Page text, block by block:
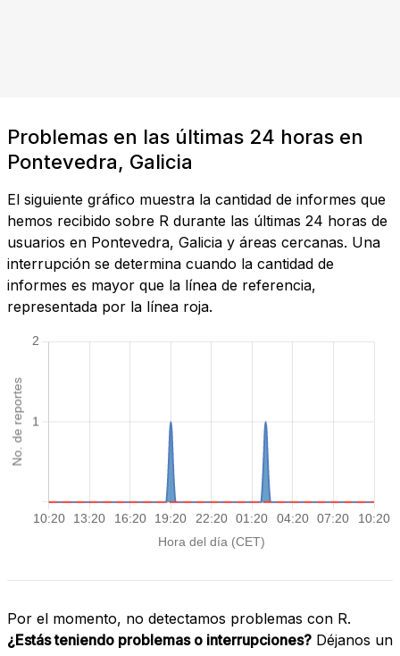
Problemas en las últimas 24 horas en
Pontevedra, Galicia
El siguiente gráfico muestra la cantidad de informes que
hemos recibido sobre R durante las últimas 24 horas de
usuarios en Pontevedra, Galicia y áreas cercanas. Una
interrupción se determina cuando la cantidad de
informes es mayor que la línea de referencia,
representada por la línea roja.
Por el momento, no detectamos problemas con R.
¿Estás teniendo problemas o interrupciones? Déjanos un